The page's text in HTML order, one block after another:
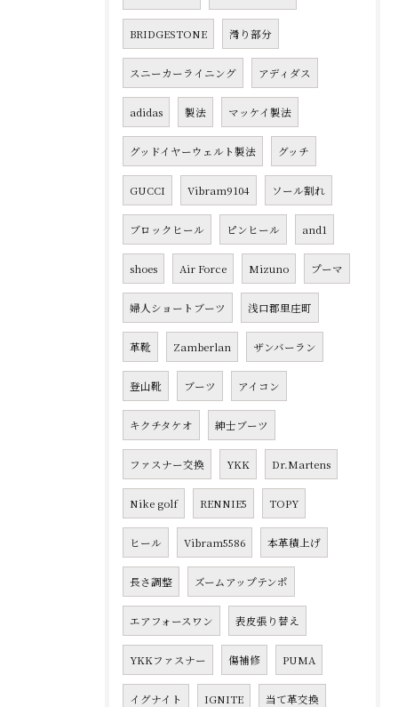
BRIDGESTONE 滑り部分
スニーカーライニング アディダス
adidas 製法 マッケイ製法
グッドイヤーウェルト製法 グッチ
GUCCI Vibram9104 ソール割れ
ブロックヒール ピンヒール and1
shoes Air Force Mizuno プーマ
婦人ショートブーツ 浅口郡里庄町
革靴 Zamberlan ザンバーラン
登山靴 ブーツ アイコン
キクチタケオ 紳士ブーツ
ファスナー交換 YKK Dr.Martens
Nike golf RENNIE5 TOPY
ヒール Vibram5586 本革積上げ
長さ調整 ズームアップテンポ
エアフォースワン 表皮張り替え
YKKファスナー 傷補修 PUMA
イグナイト IGNITE 当て革交換